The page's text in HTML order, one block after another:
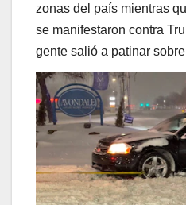
zonas del país mientras
se manifestaron contra
gente salió a patinar